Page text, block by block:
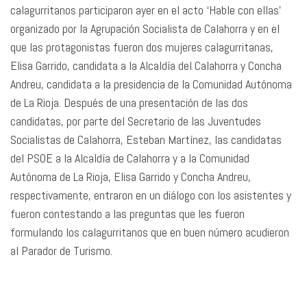
calagurritanos participaron ayer en el acto ‘Hable con ellas’
organizado por la Agrupación Socialista de Calahorra y en el
que las protagonistas fueron dos mujeres calagurritanas,
Elisa Garrido, candidata a la Alcaldía del Calahorra y Concha
Andreu, candidata a la presidencia de la Comunidad Autónoma
de La Rioja. Después de una presentación de las dos
candidatas, por parte del Secretario de las Juventudes
Socialistas de Calahorra, Esteban Martínez, las candidatas
del PSOE a la Alcaldía de Calahorra y a la Comunidad
Autónoma de La Rioja, Elisa Garrido y Concha Andreu,
respectivamente, entraron en un diálogo con los asistentes y
fueron contestando a las preguntas que les fueron
formulando los calagurritanos que en buen número acudieron
al Parador de Turismo.